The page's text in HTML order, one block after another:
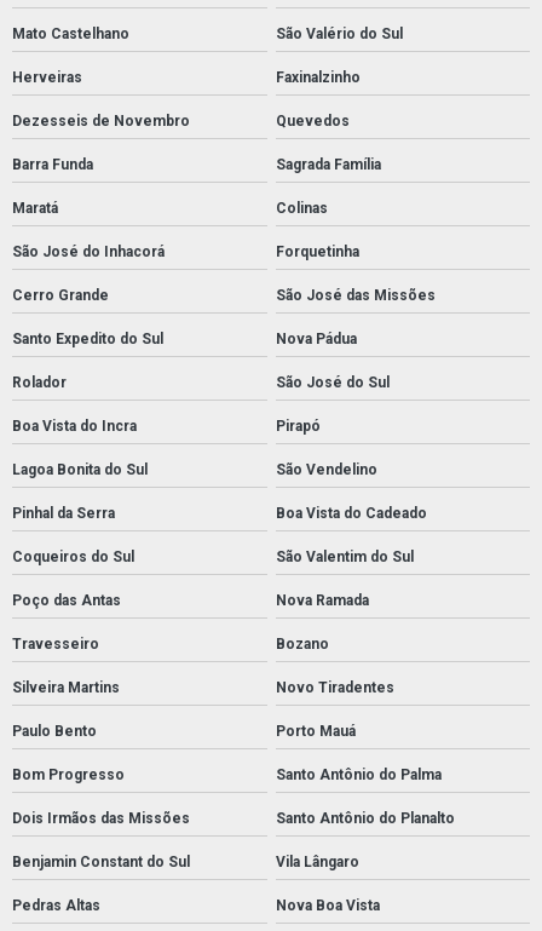
Mato Castelhano São Valério do Sul
Herveiras Faxinalzinho
Dezesseis de Novembro Quevedos
Barra Funda Sagrada Família
Maratá Colinas
São José do Inhacorá Forquetinha
Cerro Grande São José das Missões
Santo Expedito do Sul Nova Pádua
Rolador São José do Sul
Boa Vista do Incra Pirapó
Lagoa Bonita do Sul São Vendelino
Pinhal da Serra Boa Vista do Cadeado
Coqueiros do Sul São Valentim do Sul
Poço das Antas Nova Ramada
Travesseiro Bozano
Silveira Martins Novo Tiradentes
Paulo Bento Porto Mauá
Bom Progresso Santo Antônio do Palma
Dois Irmãos das Missões Santo Antônio do Planalto
Benjamin Constant do Sul Vila Lângaro
Pedras Altas Nova Boa Vista